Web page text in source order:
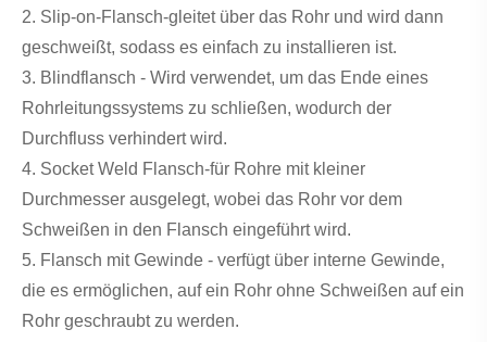
2. Slip-on-Flansch-gleitet über das Rohr und wird dann
geschweißt, sodass es einfach zu installieren ist.
3. Blindflansch - Wird verwendet, um das Ende eines
Rohrleitungssystems zu schließen, wodurch der
Durchfluss verhindert wird.
4. Socket Weld Flansch-für Rohre mit kleiner
Durchmesser ausgelegt, wobei das Rohr vor dem
Schweißen in den Flansch eingeführt wird.
5. Flansch mit Gewinde - verfügt über interne Gewinde,
die es ermöglichen, auf ein Rohr ohne Schweißen auf ein
Rohr geschraubt zu werden.